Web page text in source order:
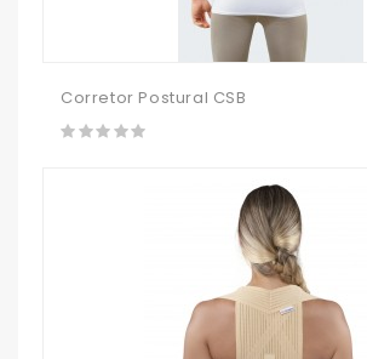
Corretor Postural CSB